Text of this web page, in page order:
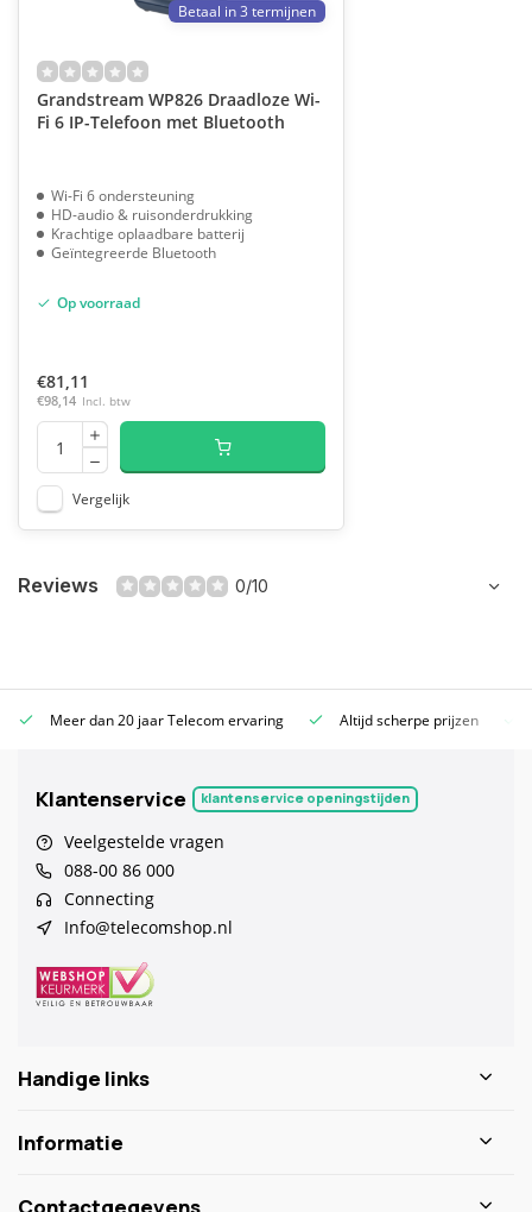
Betaal in 3 termijnen
Grandstream WP826 Draadloze Wi-
Fi 6 IP-Telefoon met Bluetooth
Wi-Fi 6 ondersteuning
HD-audio & ruisonderdrukking
Krachtige oplaadbare batterij
Geïntegreerde Bluetooth
Op voorraad
€81,11
€98,14 Incl. btw
Vergelijk
Reviews 0/10
Meer dan 20 jaar Telecom ervaring Altijd scherpe prijzen
Klantenservice klantenservice openingstijden
Veelgestelde vragen
088-00 86 000
Connecting
Info@telecomshop.nl
Handige links
Informatie